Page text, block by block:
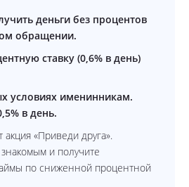
деньги без процентов
обращении.
ставку (0,6% в день)
условиях именинникам.
в день.
акция «Приведи друга».
и получите
по сниженной процентной